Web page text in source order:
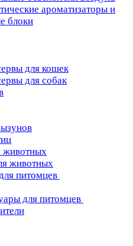
ароматизаторы и
блоки
для кошек
для собак
животных
животных
питомцев
для питомцев